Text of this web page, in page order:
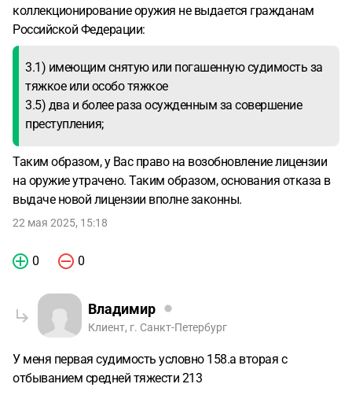
коллекционирование оружия не выдается гражданам
Российской Федерации:
3.1) имеющим снятую или погашенную судимость за
тяжкое или особо тяжкое
3.5) два и более раза осужденным за совершение
преступления;
Таким образом, у Вас право на возобновление лицензии
на оружие утрачено. Таким образом, основания отказа в
выдаче новой лицензии вполне законны.
22 мая 2025, 15:18
0 0
Владимир
Клиент, г. Санкт-Петербург
У меня первая судимость условно 158.а вторая с
отбыванием средней тяжести 213